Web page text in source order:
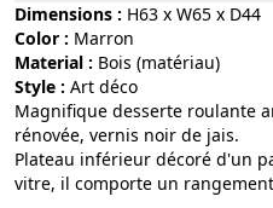
Dimensions : H63 x W65 x D44
Color :
marron
Material :
bois (matériau)
Style :
art déco
Magnifique desserte roulante
rénovée, vernis noir de jais.
Plateau inférieur décoré d'un
vitre, il comporte un